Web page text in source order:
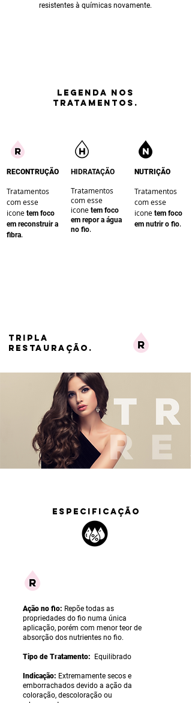
resistentes à químicas novamente.
LEGENDA nos
tratamentos.
RECONTRUÇÃO
Tratamentos
com esse
icone tem foco
em reconstruir a
fibra.
HIDRATAÇÃO
Tratamentos
com esse
icone tem foco
em repor a água
no fio.
NUTRIÇÃO
Tratamentos
com esse
icone tem foco
em nutrir o fio.
TRIPLA
RESTAURAÇÃO.
ESPECIFICAÇÃO
Ação no fio: Repõe todas as
propriedades do fio numa única
aplicação, porém com menor teor de
absorção dos nutrientes no fio.
Tipo de Tratamento: Equilibrado
Indicação: Extremamente secos e
emborrachados devido a ação da
coloração, descoloração ou